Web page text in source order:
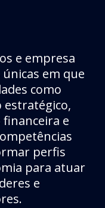
e empresa
em que
como
estratégico,
e
perfis
para atuar
e